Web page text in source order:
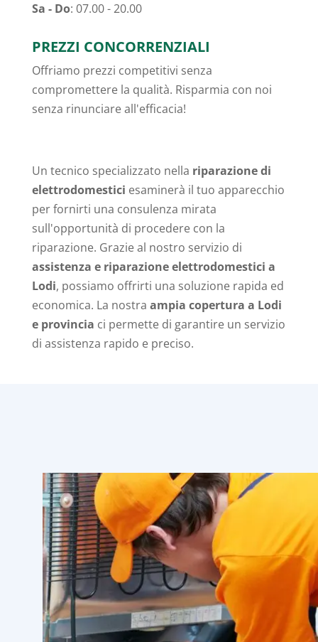
Sa - Do: 07.00 - 20.00
PREZZI CONCORRENZIALI
Offriamo prezzi competitivi senza
compromettere la qualità. Risparmia con noi
senza rinunciare all'efficacia!
Un tecnico specializzato nella riparazione di
elettrodomestici esaminerà il tuo apparecchio
per fornirti una consulenza mirata
sull'opportunità di procedere con la
riparazione. Grazie al nostro servizio di
assistenza e riparazione elettrodomestici a
Lodi, possiamo offrirti una soluzione rapida ed
economica. La nostra ampia copertura a Lodi
e provincia ci permette di garantire un servizio
di assistenza rapido e preciso.